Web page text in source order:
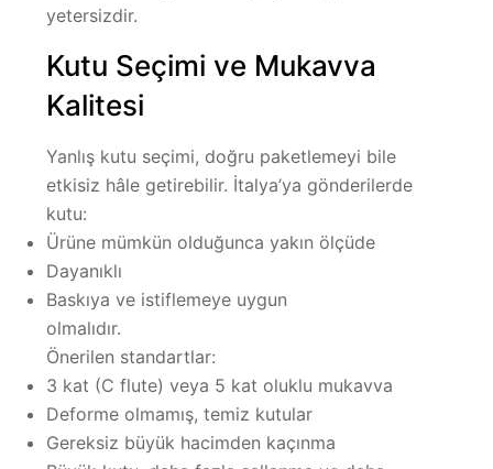
yetersizdir.
Kutu Seçimi ve Mukavva
Kalitesi
Yanlış kutu seçimi, doğru paketlemeyi bile
etkisiz hâle getirebilir. İtalya’ya gönderilerde
kutu:
Ürüne mümkün olduğunca yakın ölçüde
Dayanıklı
Baskıya ve istiflemeye uygun
olmalıdır.
Önerilen standartlar:
3 kat (C flute) veya 5 kat oluklu mukavva
Deforme olmamış, temiz kutular
Gereksiz büyük hacimden kaçınma